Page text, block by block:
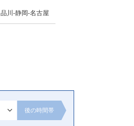
品川-静岡-名古屋
後の時間帯